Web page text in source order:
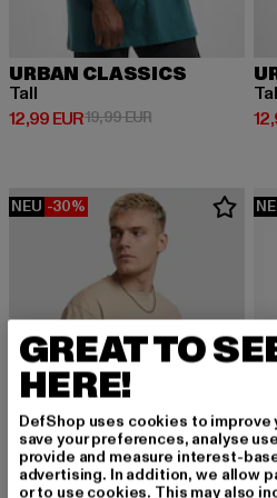
URBAN CLASSICS
Tall
12,99 EUR
Derzeitiger Preis: 12,99 EUR
19,99 EURAktionspreis:
NEU -30%
GREAT TO
HERE!
DefShop uses cookies to improve
save your preferences, analyse
provide and measure interest-
advertising. In addition, we allow
or to use cookies. This may also